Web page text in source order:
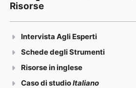
Risorse
Intervista Agli Esperti
Schede degli Strumenti
Risorse in inglese
Caso di studioItaliano